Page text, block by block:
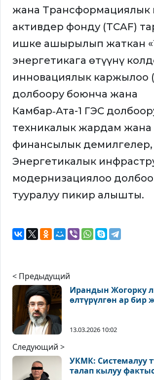
жана Трансформациялык
активдер фонду (TCAF)
ишке ашырылып жаткан
энергетикага өтүүнү
инновациялык каржылоо
долбоору боюнча жана
Камбар‑Ата-1 ГЭС
техникалык жардам жана
финансылык демилгелер,
Энергетикалык
модернизациялоо
тууралуу пикир алышты.
< Предыдущий
Ирандын Жогорку
өлтүрүлгөн ар бир
13.03.2026 10:02
Следующий >
УКМК: Системалуу
талап кылуу